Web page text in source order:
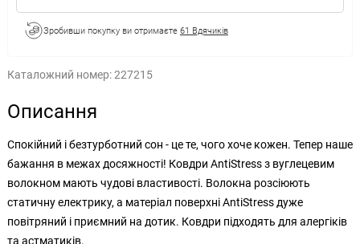
Зробивши покупку ви отримаєте 61 Вдячиків
Каталожний номер:227215
Описання
Спокійний і безтурботний сон - це те, чого хоче кожен. Тепер наше
бажання в межах досяжності! Ковдри AntiStress з вуглецевим
волокном мають чудові властивості. Волокна розсіюють
статичну електрику, а матеріал поверхні AntiStress дуже
повітряний і приємний на дотик. Ковдри підходять для алергіків
та астматиків.